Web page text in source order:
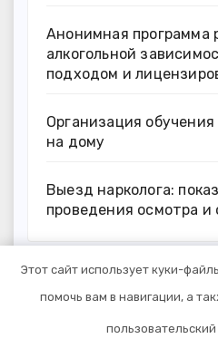
Анонимная программа
алкогольной
подходом и
Организация
на дому
Выезд нарколога:
проведения осмотра
Архив
Июль 2026
Этот сайт использует куки-
помочь вам в навигации, а
пользовательский